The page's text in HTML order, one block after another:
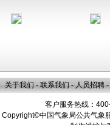
关于我们 - 联系我们 - 人员招聘 -
客户服务热线：
Copyright©中国气象局公共气象